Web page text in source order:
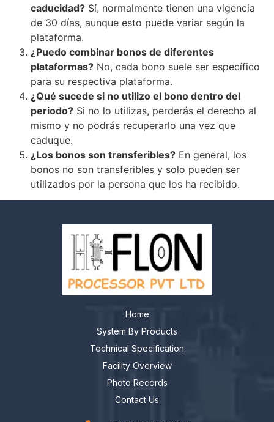
caducidad? Sí, normalmente tienen una vigencia
de 30 días, aunque esto puede variar según la
plataforma.
¿Puedo combinar bonos de diferentes
plataformas? No, cada bono suele ser específico
para su respectiva plataforma.
¿Qué sucede si no utilizo el bono dentro del
periodo? Si no lo utilizas, perderás el derecho al
mismo y no podrás recuperarlo una vez que
caduque.
¿Los bonos son transferibles? En general, los
bonos no son transferibles y solo pueden ser
utilizados por la persona que los ha recibido.
Home
System By Products
Technical Specification
Facility Overview
Photo Records
Contact Us